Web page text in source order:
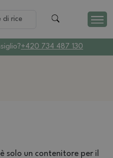
+420 734 487 130
solo un contenitore per il